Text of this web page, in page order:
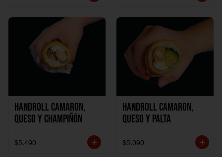
Handroll Camarón,
Queso y Champiñón
$5.490
Handroll Camarón,
Queso y Palta
$5.090